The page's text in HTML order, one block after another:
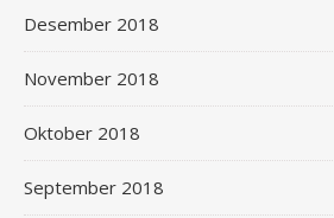
Desember 2018
November 2018
Oktober 2018
September 2018